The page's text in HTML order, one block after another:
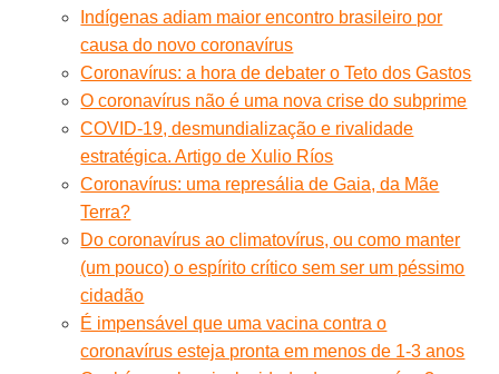
Indígenas adiam maior encontro brasileiro por
causa do novo coronavírus
Coronavírus: a hora de debater o Teto dos Gastos
O coronavírus não é uma nova crise do subprime
COVID-19, desmundialização e rivalidade
estratégica. Artigo de Xulio Ríos
Coronavírus: uma represália de Gaia, da Mãe
Terra?
Do coronavírus ao climatovírus, ou como manter
(um pouco) o espírito crítico sem ser um péssimo
cidadão
É impensável que uma vacina contra o
coronavírus esteja pronta em menos de 1-3 anos